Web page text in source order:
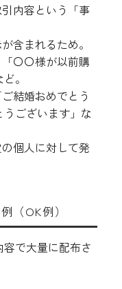
内容という「事
含まれるため。
「〇〇様が以前購
。
ご結婚おめでとう
ございます」な
個人に対して発
（OK例）
で大量に配布さ